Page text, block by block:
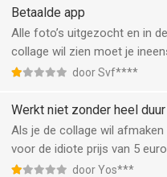
Betaalde app
Alle foto’s uitgezocht en in
collage wil zien moet je
door Svf****
Werkt niet zonder heel
Als je de collage wil
voor de idiote prijs van 5
door Yos***